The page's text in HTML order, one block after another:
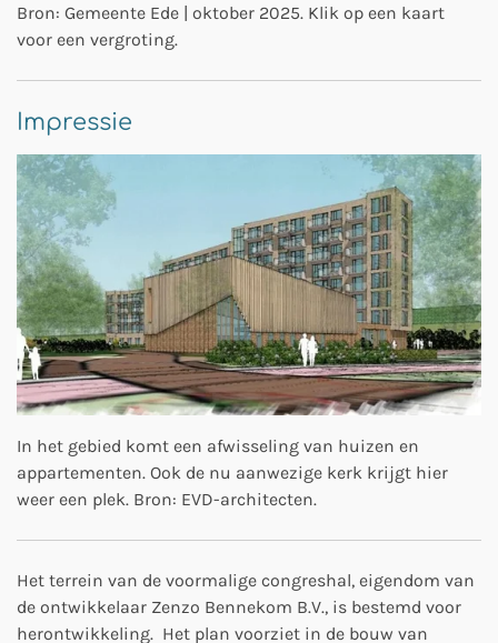
Bron: Gemeente Ede | oktober 2025. Klik op een kaart
voor een vergroting.
Impressie
In het gebied komt een afwisseling van huizen en
appartementen. Ook de nu aanwezige kerk krijgt hier
weer een plek. Bron: EVD-architecten.
Het terrein van de voormalige congreshal, eigendom van
de ontwikkelaar Zenzo Bennekom B.V., is bestemd voor
herontwikkeling. Het plan voorziet in de bouw van